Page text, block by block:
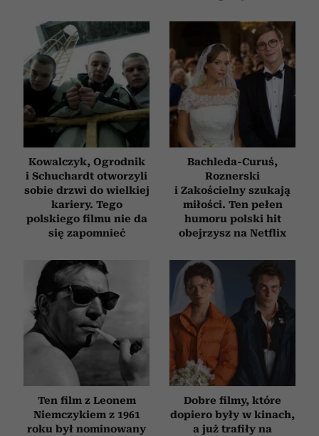
Kowalczyk, Ogrodnik
i Schuchardt otworzyli
sobie drzwi do wielkiej
kariery. Tego
polskiego filmu nie da
się zapomnieć
Bachleda-Curuś,
Roznerski
i Zakościelny szukają
miłości. Ten pełen
humoru polski hit
obejrzysz na Netflix
Ten film z Leonem
Niemczykiem z 1961
roku był nominowany
Dobre filmy, które
dopiero były w kinach,
a już trafiły na